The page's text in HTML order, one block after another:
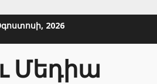
2026
Մեդիա